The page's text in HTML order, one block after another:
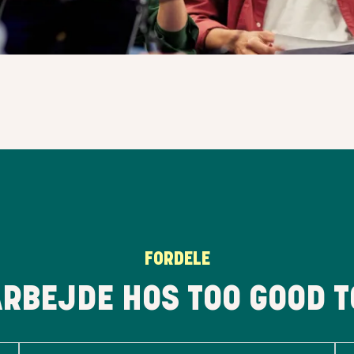
FORDELE
HOS TOO GOOD